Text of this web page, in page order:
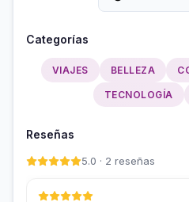
Categorías
VIAJES BELLEZA
TECNOLOGÍA
Reseñas
5.0 · 2 reseñas